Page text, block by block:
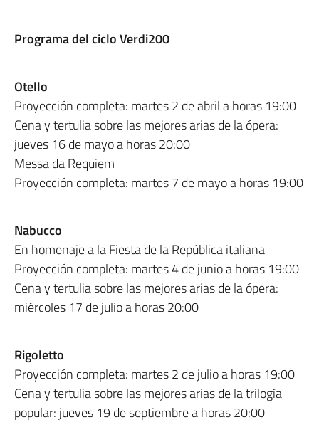
Programa del ciclo Verdi200
Otello
Proyección completa: martes 2 de abril a horas 19:00
Cena y tertulia sobre las mejores arias de la ópera:
jueves 16 de mayo a horas 20:00
Messa da Requiem
Proyección completa: martes 7 de mayo a horas 19:00
Nabucco
En homenaje a la Fiesta de la República italiana
Proyección completa: martes 4 de junio a horas 19:00
Cena y tertulia sobre las mejores arias de la ópera:
miércoles 17 de julio a horas 20:00
Rigoletto
Proyección completa: martes 2 de julio a horas 19:00
Cena y tertulia sobre las mejores arias de la trilogía
popular: jueves 19 de septiembre a horas 20:00